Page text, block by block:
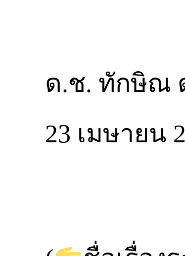
ด.ช. ทักษิณ
23 เมษายน